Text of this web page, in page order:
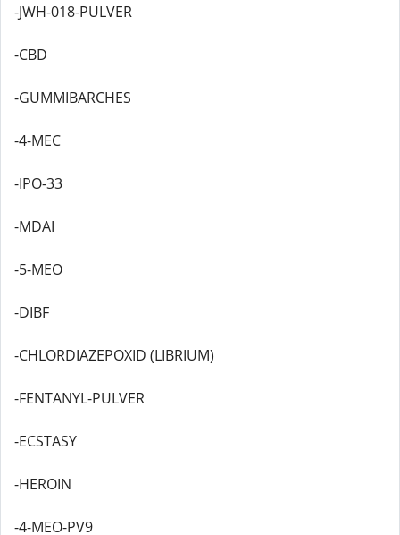
-JWH-018-PULVER
-CBD
-GUMMIBARCHES
-4-MEC
-IPO-33
-MDAI
-5-MEO
-DIBF
-CHLORDIAZEPOXID (LIBRIUM)
-FENTANYL-PULVER
-ECSTASY
-HEROIN
-4-MEO-PV9